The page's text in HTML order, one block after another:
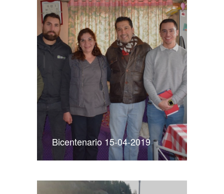
Bicentenario 15-04-2019